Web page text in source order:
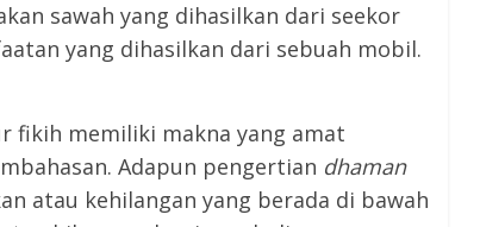
sawah yang dihasilkan dari seekor
yang dihasilkan dari sebuah mobil.
fikih memiliki makna yang amat
Adapun pengertian dhaman
atau kehilangan yang berada di bawah